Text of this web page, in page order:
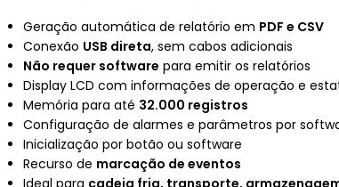
Geração automática de relatório em PDF e CSV
Conexão USB direta, sem cabos adicionais
Não requer software para emitir os relatórios
Display LCD com informações de operação e
Memória para até 32.000 registros
Configuração de alarmes e parâmetros por
Inicialização por botão ou software
Recurso de marcação de eventos
Ideal para cadeia fria, transporte,